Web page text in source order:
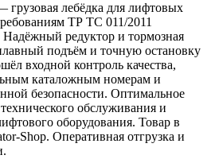
лебёдка для лифтовых
ТР ТС 011/2011
Надёжный редуктор и тормозная
подъём и точную остановку
входной контроль качества,
каталожным номерам и
безопасности. Оптимальное
обслуживания и
оборудования. Товар в
Shop. Оперативная отгрузка и